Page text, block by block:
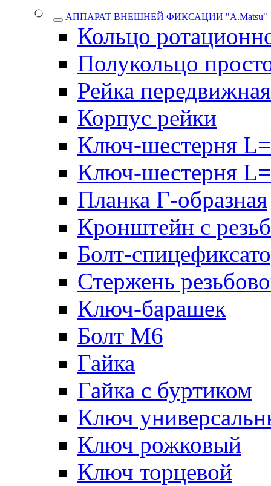
АППАРАТ ВНЕШНЕЙ ФИКСАЦИИ "A.Matsu"
Кольцо
Полукольцо
Рейка передвижная
Корпус рейки
Ключ-шестерня
Ключ-шестерня
Планка Г-образная
Кронштейн с
Болт-
Стержень
Ключ-барашек
Болт М6
Гайка
Гайка с буртиком
Ключ
Ключ рожковый
Ключ торцевой